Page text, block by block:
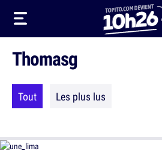
Thomasg
Tout Les plus lus